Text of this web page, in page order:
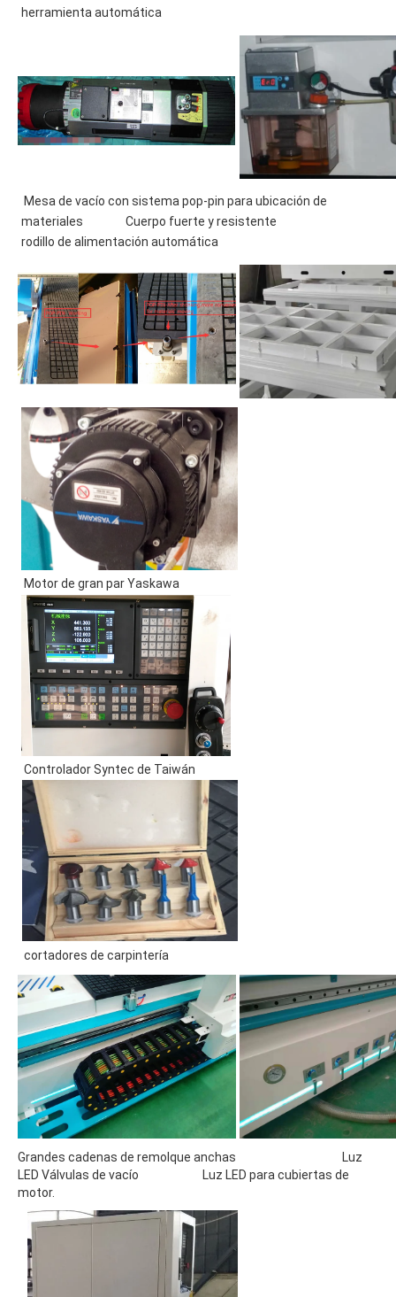
herramienta automática
materiales                Cuerpo fuerte y resistente
rodillo de alimentación automática
Motor de gran par Yaskawa
Controlador Syntec de Taiwán
cortadores de carpintería
Grandes cadenas de remolque anchas                                        Luz
LED Válvulas de vacío                        Luz LED para cubiertas de
motor.